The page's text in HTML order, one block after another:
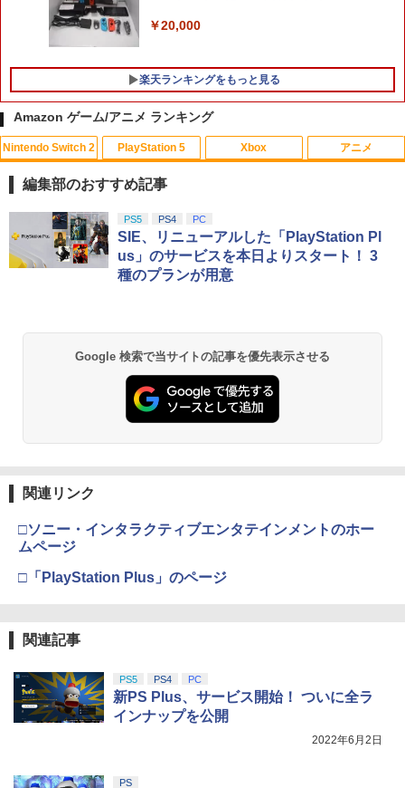
シティコネクション 【PS5】カルドセプ
ト ザ ファースト 通常版 [ELJM-30899
ウ]
￥4,200
￥20,000
楽天ランキングをもっと見る
1
【中古】【未使用品】カーズ2 MovieNE
X [DVDのみ]
￥3,850
あやかしトライアングル 3《完全生産限
4
吾峠呼世晴 ]
5
【楽天ブックス限定先着特典】劇場版
「僕の心のヤバイやつ」【Blu-ray】(A6
アクリルプレート) [ 堀江瞬 ]
Amazon ゲーム/アニメ ランキング
Nintendo Switch 2
スプラトゥーン レイダース|オンライン
コード版
￥5,832
スプラトゥーン レイダース -Switch2
5
ニンテンドープリペイド番号 5000円|オ
ンラインコード版
PlayStation 5
PlayStation 5 デジタル・エディション
日本語専用 Console Language: Japan
ese only (CFI-2200B01)
￥55,000
Beast of Reincarnation -PS5 【特典】
プロダクトコード 封入
￥7,286
￥11,849
5
【純正品】DualSense ワイヤレスコン
Xbox
【純正品】Xbox ワイヤレス コントロー
ラー + USB-C® ケーブル
￥8,300
2
Xbox プリペイドカード 5,000円 デジタ
ルコード 【旧 Xbox ギフトカード】 [オ
ンラインコード]
￥5,000
【純正品】Xbox 充電式バッテリー + US
5
【純正品】Xbox ワイヤレス コントロー
ラー (カーボンブラック)
アニメ
【Amazon.co.jp限定】劇場版モノノ怪
第三章 蛇神 (Amazon.co.jp限定オリジ
ナル三方背収納ケース付きコレクション)
(オリジナル特典:オリジナル巾着＋メー
カー特典:【坤と離】二振りの剣、十翼よ
劇場版「鬼滅の刃」無限城編 第一章 猗
窩座再来 通常版 [Blu-ray]
3
劇場版「鬼滅の刃」無限城編 第一章 猗
￥3,523
窩座再来 完全生産限定版 [Blu-ray]
￥8,698
編集部のおすすめ記事
PS5 PS4 PC
SIE、リニューアルした「PlayStation Pl
us」のサービスを本日よりスタート！ 3
種のプランが用意
Google 検索で当サイトの記事を優先表示させる
関連リンク
□ソニー・インタラクティブエンタテインメントのホー
ムページ
□「PlayStation Plus」のページ
関連記事
PS5 PS4 PC
新PS Plus、サービス開始！ ついに全ラ
インナップを公開
2022年6月2日
PS